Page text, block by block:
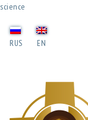
science
RUS EN